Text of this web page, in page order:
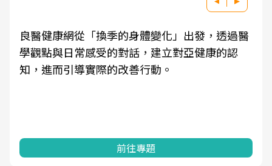
良醫健康網從「換季的身體變化」出發，透過醫
學觀點與日常感受的對話，建立對亞健康的認
知，進而引導實際的改善行動。
前往專題